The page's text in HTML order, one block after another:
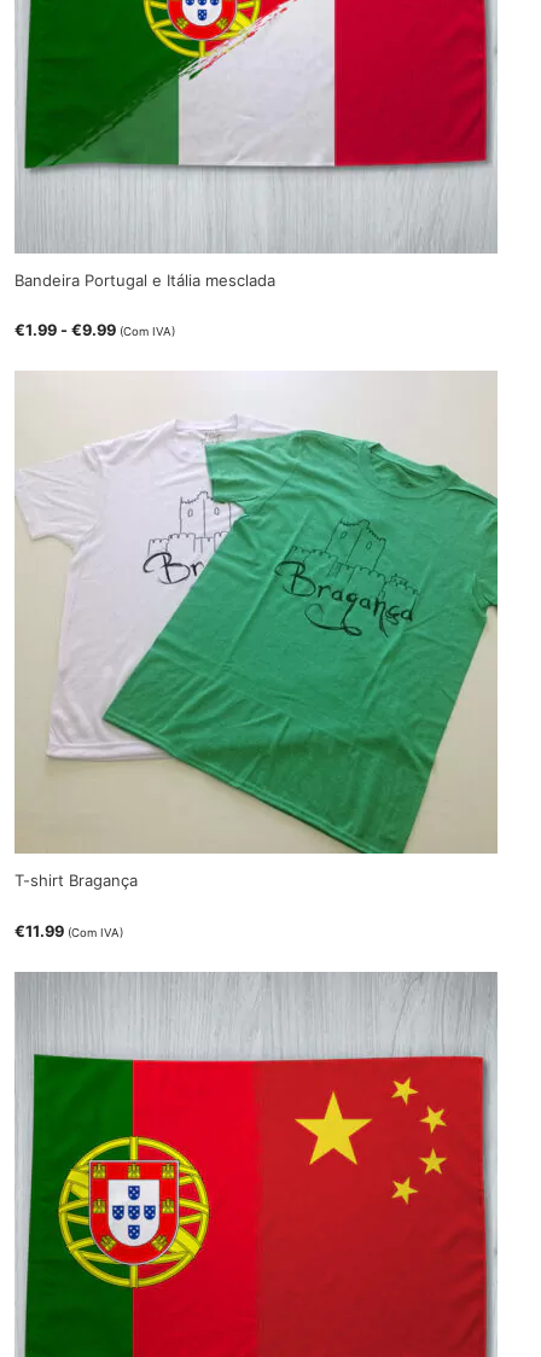
Bandeira Portugal e Itália mesclada
€1.99 -€9.99 (Com IVA)
T-shirt Bragança
€11.99 (Com IVA)